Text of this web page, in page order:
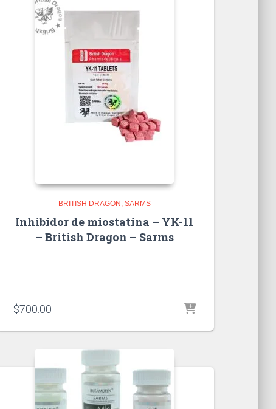
BRITISH DRAGON SARMS
Inhibidor de miostatina – YK-11
– British Dragon – Sarms
$700.00